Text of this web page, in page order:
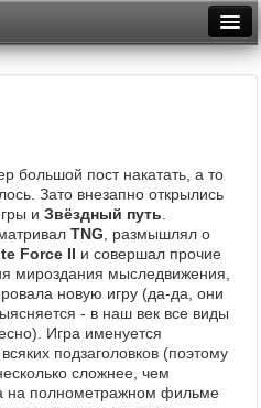
большой пост накатать, а то
Зато внезапно открылись
и Звёздный путь
TNG , размышлял о
Force II и совершал прочие
мироздания мыследвижения,
новую игру (да-да, они
- в наш век все виды
Игра именуется
всяких подзаголовков (поэтому
сложнее, чем
на полнометражном фильме